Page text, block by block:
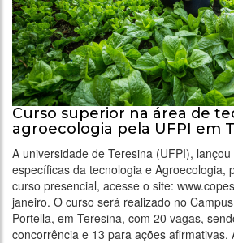
Curso superior na área de
agroecologia pela UFPI em
A universidade de Teresina (UFPI),
específicas da tecnologia e Agroecologia,
curso presencial, acesse o site:
janeiro. O curso será realizado no
Portella, em Teresina, com 20 vagas,
concorrência e 13 para ações